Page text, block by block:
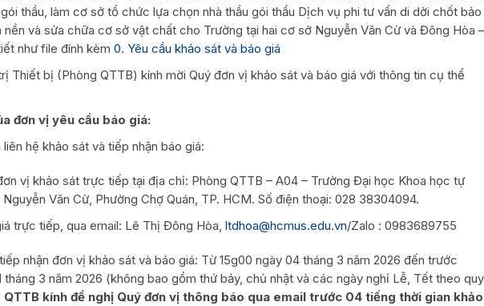
thầu, làm cơ sở tổ chức lựa chọn nhà thầu gói thầu Dịch vụ phi tư vấn di dời chốt bảo
nền và sửa chữa cơ sở vật chất cho Trường tại hai cơ sở Nguyễn Văn Cừ và Đông Hòa –
như file đính kèm 0. Yêu cầu khảo sát và báo giá
Thiết bị (Phòng QTTB) kính mời Quý đơn vị khảo sát và báo giá với thông tin cụ thể
đơn vị yêu cầu báo giá:
liên hệ khảo sát và tiếp nhận báo giá:
vị khảo sát trực tiếp tại địa chỉ: Phòng QTTB – A04 – Trường Đại học Khoa học tự
Văn Cừ, Phường Chợ Quán, TP. HCM. Số điện thoại: 028 38304094.
trực tiếp, qua email: Lê Thị Đông Hòa, ltdhoa@hcmus.edu.vn/Zalo : 0983689755
nhận đơn vị khảo sát và báo giá: Từ 15g00 ngày 04 tháng 3 năm 2026 đến trước
tháng 3 năm 2026 (không bao gồm thứ bảy, chủ nhật và các ngày nghỉ Lễ, Tết theo quy
QTTB kính đề nghị Quý đơn vị thông báo qua email trước 04 tiếng thời gian khảo